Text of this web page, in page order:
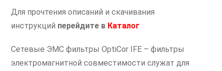
Для прочтения описаний и скачивания
инструкций перейдите в Каталог
Сетевые ЭМС фильтры OptiCor IFE – фильтры
электромагнитной совместимости служат для